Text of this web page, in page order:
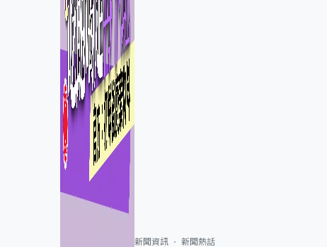
新聞資訊 新聞熱話